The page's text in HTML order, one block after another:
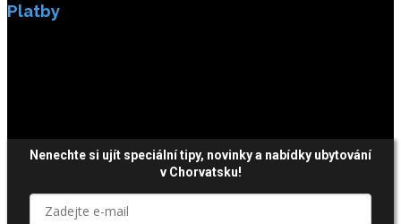
Platby
Nenechte si ujít speciální tipy, novinky a nabídky ubytování
v Chorvatsku!